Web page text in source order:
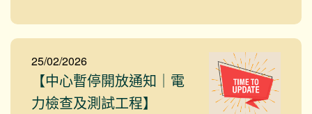
25/02/2026
【中心暫停開放通知｜電
力檢查及測試工程】